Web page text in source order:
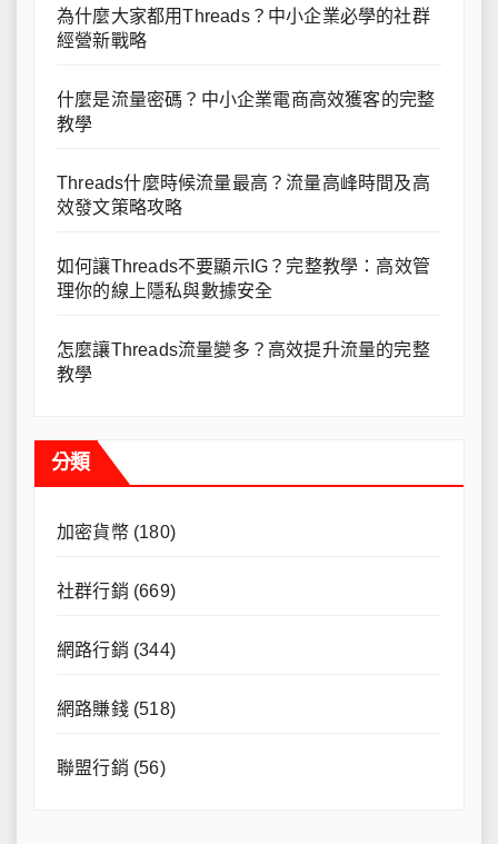
為什麼大家都用Threads？中小企業必學的社群
經營新戰略
什麼是流量密碼？中小企業電商高效獲客的完整
教學
Threads什麼時候流量最高？流量高峰時間及高
效發文策略攻略
如何讓Threads不要顯示IG？完整教學：高效管
理你的線上隱私與數據安全
怎麼讓Threads流量變多？高效提升流量的完整
教學
分類
加密貨幣(180)
社群行銷 (669)
網路行銷 (344)
網路賺錢(518)
聯盟行銷 (56)